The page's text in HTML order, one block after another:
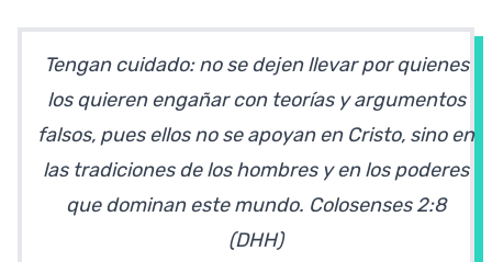
Tengan cuidado: no se dejen llevar por quienes
los quieren engañar con teorías y argumentos
falsos, pues ellos no se apoyan en Cristo, sino en
las tradiciones de los hombres y en los poderes
que dominan este mundo. Colosenses 2:8
(DHH)